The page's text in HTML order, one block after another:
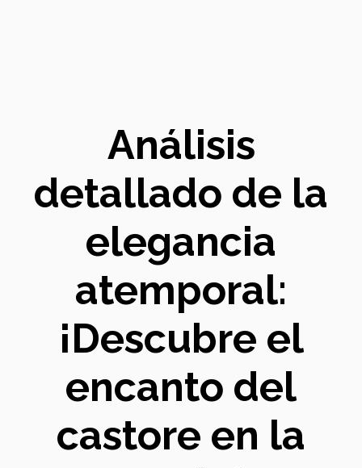
Análisis
detallado de la
elegancia
atemporal:
¡Descubre el
encanto del
castore en la